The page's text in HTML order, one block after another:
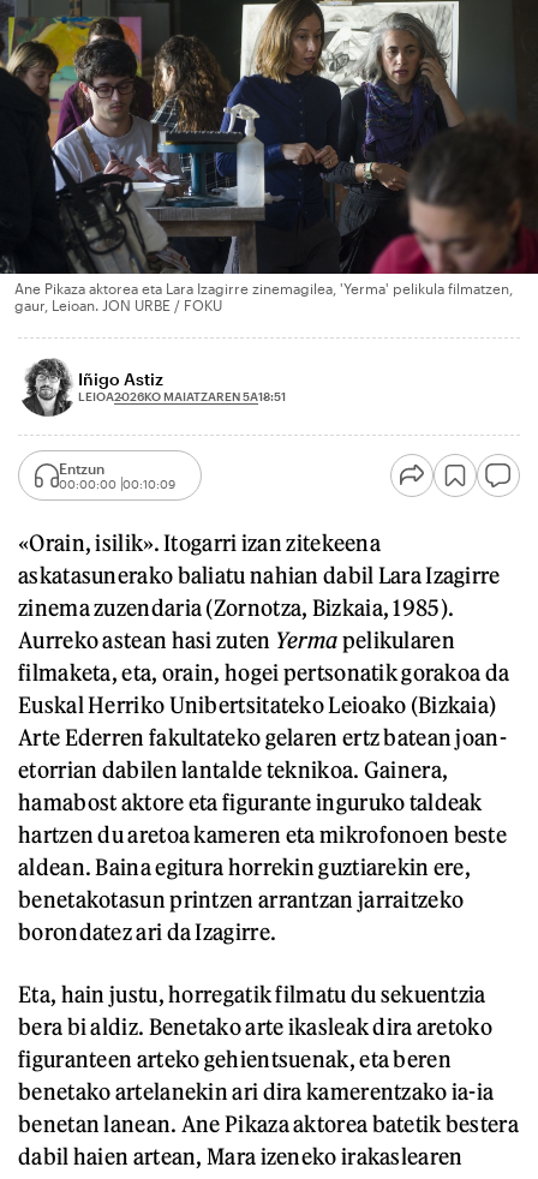
Ane Pikaza aktorea eta Lara Izagirre zinemagilea, 'Yerma' pelikula filmatzen,
gaur, Leioan. JON URBE / FOKU
Iñigo Astiz
LEIOA2026KO MAIATZAREN 5A18:51
Entzun
00:00:00 00:10:09
«Orain, isilik». Itogarri izan zitekeena
askatasunerako baliatu nahian dabil Lara Izagirre
zinema zuzendaria (Zornotza, Bizkaia, 1985).
Aurreko astean hasi zuten Yermapelikularen
filmaketa, eta, orain, hogei pertsonatik gorakoa da
Euskal Herriko Unibertsitateko Leioako (Bizkaia)
Arte Ederren fakultateko gelaren ertz batean joan-
etorrian dabilen lantalde teknikoa. Gainera,
hamabost aktore eta figurante inguruko taldeak
hartzen du aretoa kameren eta mikrofonoen beste
aldean. Baina egitura horrekin guztiarekin ere,
benetakotasun printzen arrantzan jarraitzeko
borondatez ari da Izagirre.
Eta, hain justu, horregatik filmatu du sekuentzia
bera bi aldiz. Benetako arte ikasleak dira aretoko
figuranteen arteko gehientsuenak, eta beren
benetako artelanekin ari dira kamerentzako ia-ia
benetan lanean. Ane Pikaza aktorea batetik bestera
dabil haien artean, Mara izeneko irakaslearen